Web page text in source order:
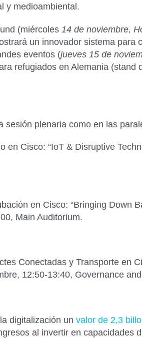
y medioambiental.
(miércoles 14 de noviembre,
un innovador sistema para
eventos (jueves 15 de
refugiados en Alemania (stand
sesión plenaria como en las
en Cisco:“IoT & Disruptive
en Cisco: “Bringing Down
, Main Auditorium.
Conectadas y Transporte en
12:50-13:40, Governance
digitalización unvalor de 2,3
al invertir en capacidades